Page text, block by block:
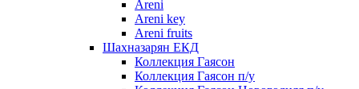
Areni
Areni key
Areni fruits
Шахназарян ЕКД
Коллекция Гаясон
Коллекция Гаясон п/у